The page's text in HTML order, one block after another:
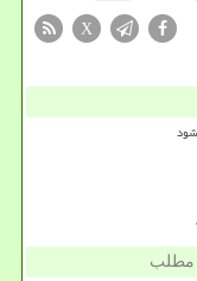
X
مطلب